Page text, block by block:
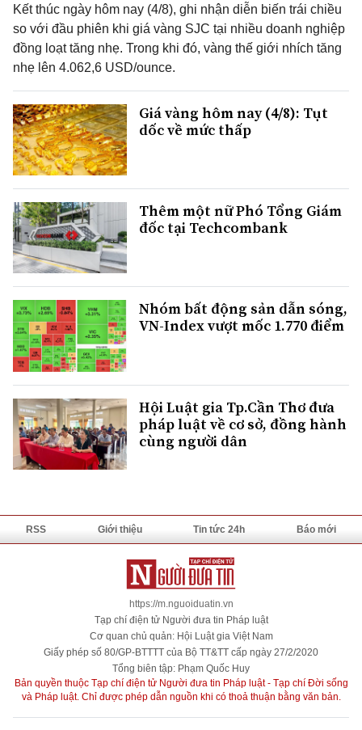
Kết thúc ngày hôm nay (4/8), ghi nhận diễn biến trái chiều
so với đầu phiên khi giá vàng SJC tại nhiều doanh nghiệp
đồng loạt tăng nhẹ. Trong khi đó, vàng thế giới nhích tăng
nhẹ lên 4.062,6 USD/ounce.
Giá vàng hôm nay (4/8): Tụt
dốc về mức thấp
Thêm một nữ Phó Tổng Giám
đốc tại Techcombank
Nhóm bất động sản dẫn sóng,
VN-Index vượt mốc 1.770 điểm
Hội Luật gia Tp.Cần Thơ đưa
pháp luật về cơ sở, đồng hành
cùng người dân
RSS Giới thiệu Tin tức 24h Báo mới
https://m.nguoiduatin.vn
Tạp chí điện tử Người đưa tin Pháp luật
Cơ quan chủ quản: Hội Luật gia Việt Nam
Giấy phép số 80/GP-BTTTT của Bộ TT&TT cấp ngày 27/2/2020
Tổng biên tập: Phạm Quốc Huy
Bản quyền thuộc Tạp chí điện tử Người đưa tin Pháp luật - Tạp chí Đời sống
và Pháp luật. Chỉ được phép dẫn nguồn khi có thoả thuận bằng văn bản.